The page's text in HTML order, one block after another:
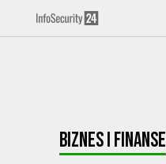
Biznes i Finanse